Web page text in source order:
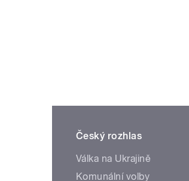
Český rozhlas
Válka na Ukrajině
Komunální volby